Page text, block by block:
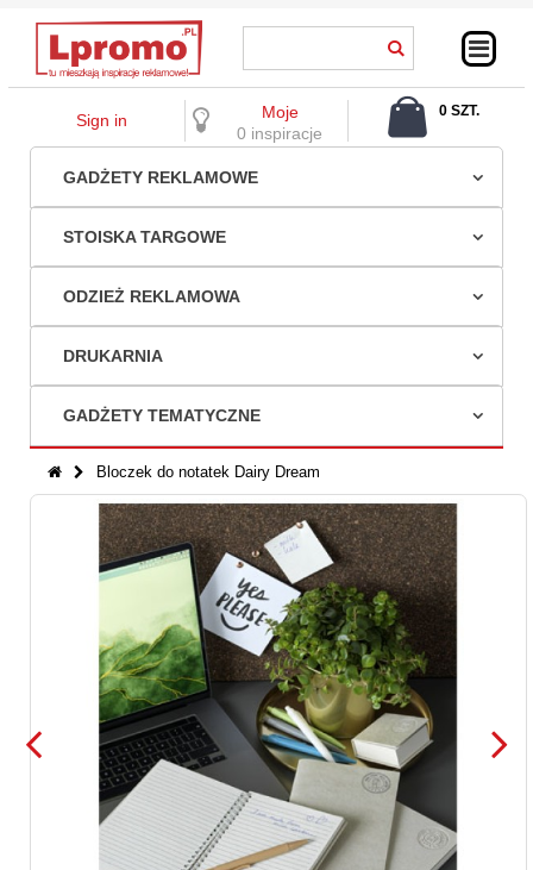
Sign in
Moje
0 inspiracje
0 SZT.
GADŻETY REKLAMOWE
STOISKA TARGOWE
ODZIEŻ REKLAMOWA
DRUKARNIA
GADŻETY TEMATYCZNE
Bloczek do notatek Dairy Dream